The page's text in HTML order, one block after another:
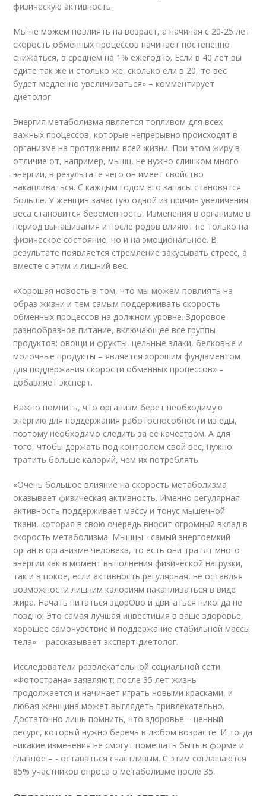
физическую активность.
Мы не можем повлиять на возраст, а начиная с 20-25 лет
скорость обменных процессов начинает постепенно
снижаться, в среднем на 1% ежегодно. Если в 40 лет вы
едите так же и столько же, сколько ели в 20, то вес
будет медленно увеличиваться» – комментирует
диетолог.
Энергия метаболизма является топливом для всех
важных процессов, которые непрерывно происходят в
организме на протяжении всей жизни. При этом жиру в
отличие от, например, мышц, не нужно слишком много
энергии, в результате чего он имеет свойство
накапливаться. С каждым годом его запасы становятся
больше. У женщин зачастую одной из причин увеличения
веса становится беременность. Изменения в организме в
период вынашивания и после родов влияют не только на
физическое состояние, но и на эмоциональное. В
результате появляется стремление закусывать стресс, а
вместе с этим и лишний вес.
«Хорошая новость в том, что мы можем повлиять на
образ жизни и тем самым поддерживать скорость
обменных процессов на должном уровне. Здоровое
разнообразное питание, включающее все группы
продуктов: овощи и фрукты, цельные злаки, белковые и
молочные продукты – является хорошим фундаментом
для поддержания скорости обменных процессов» –
добавляет эксперт.
Важно помнить, что организм берет необходимую
энергию для поддержания работоспособности из еды,
поэтому необходимо следить за ее качеством. А для
того, чтобы держать под контролем свой вес, нужно
тратить больше калорий, чем их потреблять.
«Очень большое влияние на скорость метаболизма
оказывает физическая активность. Именно регулярная
активность поддерживает массу и тонус мышечной
ткани, которая в свою очередь вносит огромный вклад в
скорость метаболизма. Мышцы - самый энергоемкий
орган в организме человека, то есть они тратят много
энергии как в момент выполнения физической нагрузки,
так и в покое, если активность регулярная, не оставляя
возможности лишним калориям накапливаться в виде
жира. Начать питаться здорОво и двигаться никогда не
поздно! Это самая лучшая инвестиция в ваше здоровье,
хорошее самочувствие и поддержание стабильной массы
тела» – рассказывает эксперт-диетолог.
Исследователи развлекательной социальной сети
«Фотострана» заявляют: после 35 лет жизнь
продолжается и начинает играть новыми красками, и
любая женщина может выглядеть привлекательно.
Достаточно лишь помнить, что здоровье – ценный
ресурс, который нужно беречь в любом возрасте. И тогда
никакие изменения не смогут помешать быть в форме и
главное – - оставаться счастливым. С этим соглашаются
85% участников опроса о метаболизме после 35.